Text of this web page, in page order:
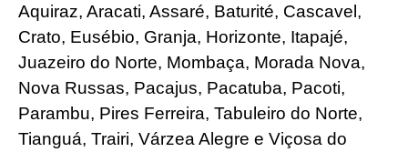
Aquiraz, Aracati, Assaré, Baturité, Cascavel,
Crato, Eusébio, Granja, Horizonte, Itapajé,
Juazeiro do Norte, Mombaça, Morada Nova,
Nova Russas, Pacajus, Pacatuba, Pacoti,
Parambu, Pires Ferreira, Tabuleiro do Norte,
Tianguá, Trairi, Várzea Alegre e Viçosa do